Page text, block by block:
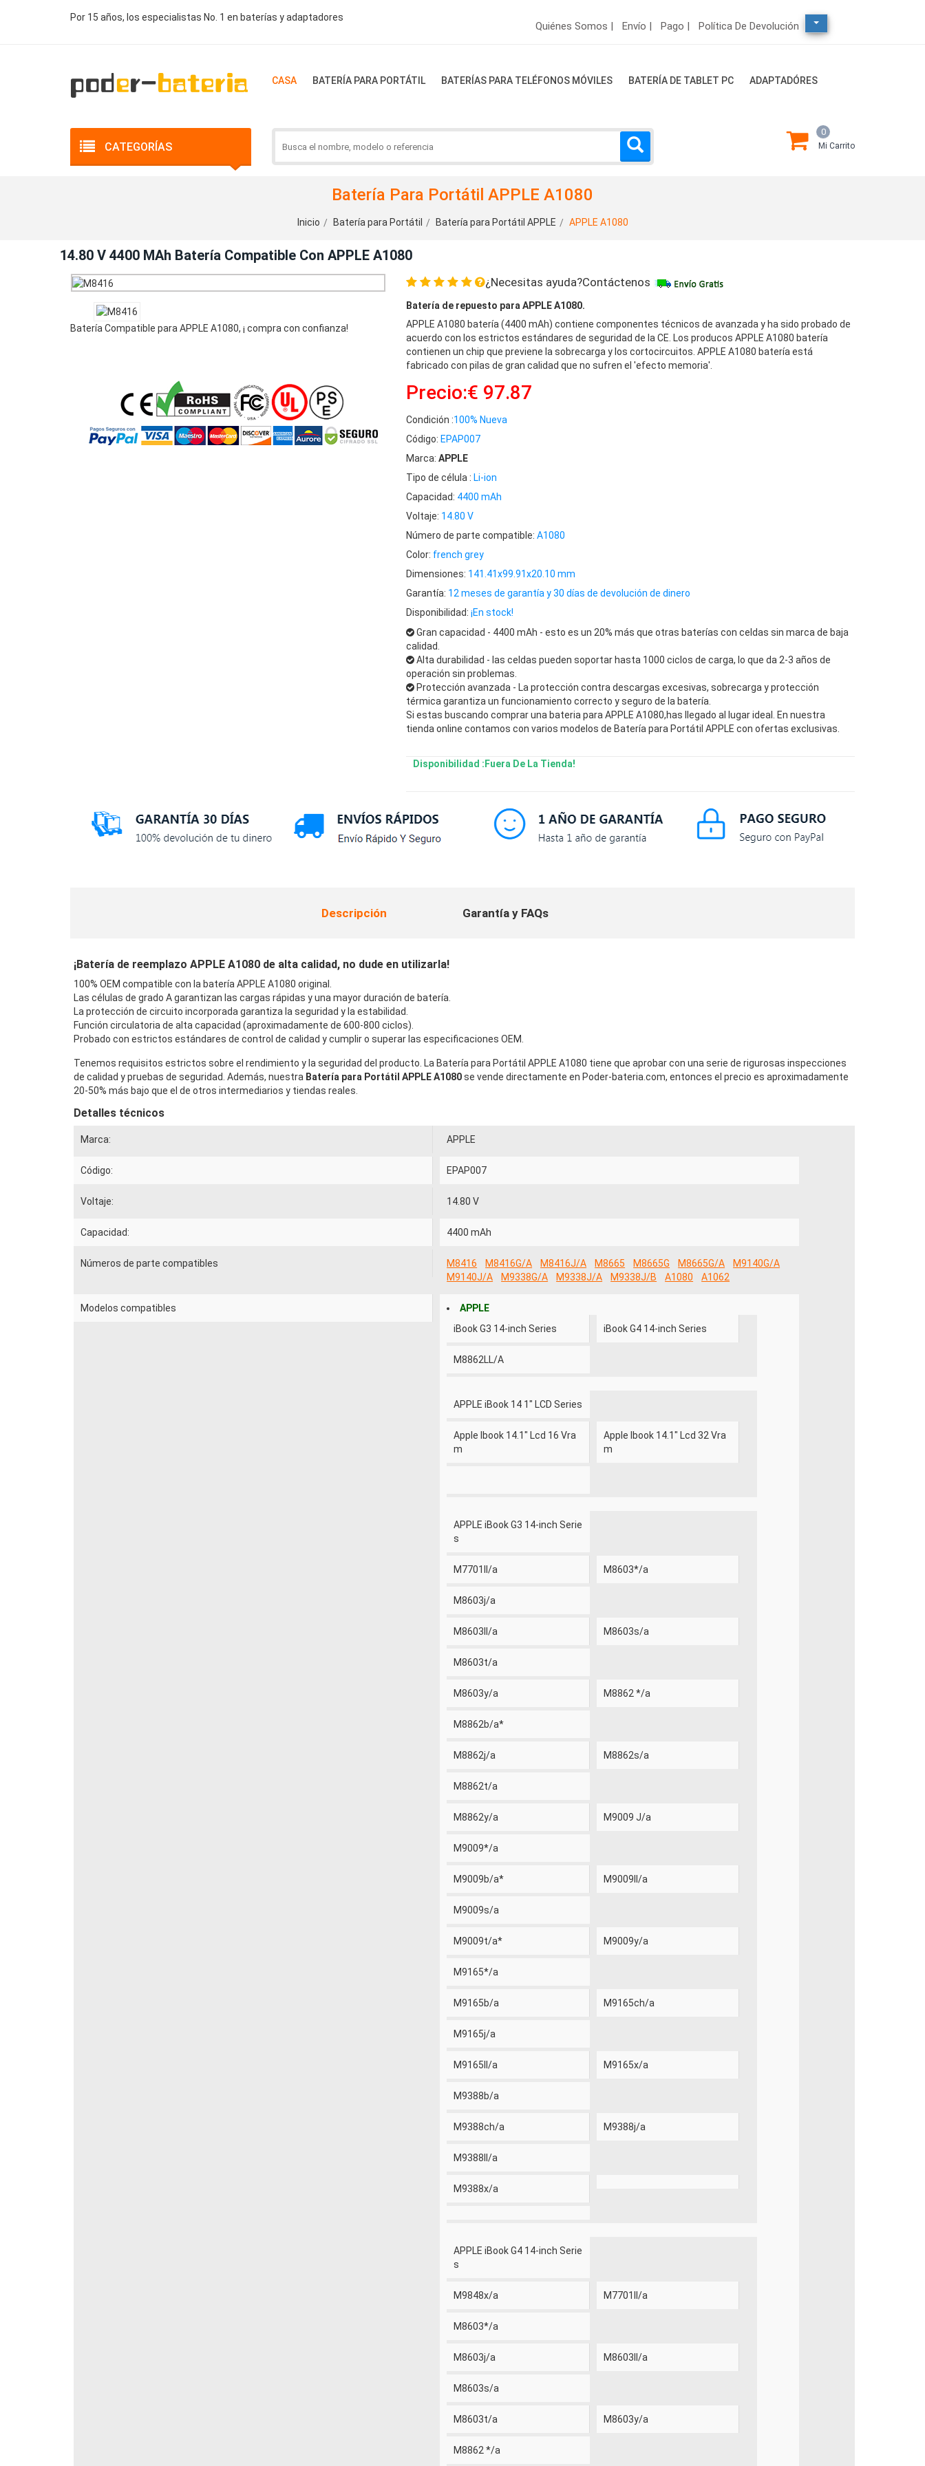
Por 15 años, los especialistas No. 1 en baterías y adaptadores
Quiénes Somos | Envío | Pago | Política De Devolución
CASA BATERÍA PARA PORTÁTIL BATERÍAS PARA TELÉFONOS MÓVILES BATERÍA DE TABLET PC ADAPTADÓRES
CATEGORÍAS
0
Mi Carrito
Batería Para Portátil APPLE A1080
Inicio Batería para Portátil Batería para Portátil APPLE APPLE A1080
14.80 V 4400 MAh Batería Compatible Con APPLE A1080
Batería Compatible para APPLE A1080, ¡ compra con confianza!
¿Necesitas ayuda?Contáctenos
Batería de repuesto para APPLE A1080.
APPLE A1080 batería (4400 mAh) contiene componentes técnicos de avanzada y ha sido probado de
acuerdo con los estrictos estándares de seguridad de la CE. Los producos APPLE A1080 batería
contienen un chip que previene la sobrecarga y los cortocircuitos. APPLE A1080 batería está
fabricado con pilas de gran calidad que no sufren el 'efecto memoria'.
Precio:€ 97.87
Condición :100% Nueva
Código: EPAP007
Marca: APPLE
Tipo de célula : Li-ion
Capacidad: 4400 mAh
Voltaje: 14.80 V
Número de parte compatible: A1080
Color: french grey
Dimensiones: 141.41x99.91x20.10 mm
Garantía: 12 meses de garantía y 30 días de devolución de dinero
Disponibilidad: ¡En stock!
Gran capacidad - 4400 mAh - esto es un 20% más que otras baterías con celdas sin marca de baja
calidad.
Alta durabilidad - las celdas pueden soportar hasta 1000 ciclos de carga, lo que da 2-3 años de
operación sin problemas.
Protección avanzada - La protección contra descargas excesivas, sobrecarga y protección
térmica garantiza un funcionamiento correcto y seguro de la batería.
Si estas buscando comprar una bateria para APPLE A1080,has llegado al lugar ideal. En nuestra
tienda online contamos con varios modelos de Batería para Portátil APPLE con ofertas exclusivas.
Disponibilidad :Fuera De La Tienda!
Descripción Garantía y FAQs
¡Batería de reemplazo APPLE A1080 de alta calidad, no dude en utilizarla!
100% OEM compatible con la batería APPLE A1080 original.
Las células de grado A garantizan las cargas rápidas y una mayor duración de batería.
La protección de circuito incorporada garantiza la seguridad y la estabilidad.
Función circulatoria de alta capacidad (aproximadamente de 600-800 ciclos).
Probado con estrictos estándares de control de calidad y cumplir o superar las especificaciones OEM.
Tenemos requisitos estrictos sobre el rendimiento y la seguridad del producto. La Batería para Portátil APPLE A1080 tiene que aprobar con una serie de rigurosas inspecciones
de calidad y pruebas de seguridad. Además, nuestra Batería para Portátil APPLE A1080se vende directamente en Poder-bateria.com, entonces el precio es aproximadamente
20-50% más bajo que el de otros intermediarios y tiendas reales.
Detalles técnicos
Marca: APPLE
Código: EPAP007
Voltaje: 14.80 V
Capacidad: 4400 mAh
Números de parte compatibles M8416 M8416G/A M8416J/A M8665 M8665G M8665G/A
M9140G/A
M9140J/A
M9338G/A M9338J/A M9338J/B A1080 A1062
Modelos compatibles
APPLE
iBook G3 14-inch Series
iBook G4 14-inch Series
M8862LL/A
APPLE iBook 14 1" LCD Series
Apple Ibook 14.1" Lcd 16 Vra
m
Apple Ibook 14.1" Lcd 32 Vra
m
APPLE iBook G3 14-inch Serie
s
M7701ll/a M8603*/a
M8603j/a
M8603ll/a M8603s/a
M8603t/a
M8603y/a M8862 */a
M8862b/a*
M8862j/a M8862s/a
M8862t/a
M8862y/a M9009 J/a
M9009*/a
M9009b/a* M9009ll/a
M9009s/a
M9009t/a* M9009y/a
M9165*/a
M9165b/a M9165ch/a
M9165j/a
M9165ll/a M9165x/a
M9388b/a
M9388ch/a M9388j/a
M9388ll/a
M9388x/a
APPLE iBook G4 14-inch Serie
s
M9848x/a M7701ll/a
M8603*/a
M8603j/a M8603ll/a
M8603s/a
M8603t/a M8603y/a
M8862 */a